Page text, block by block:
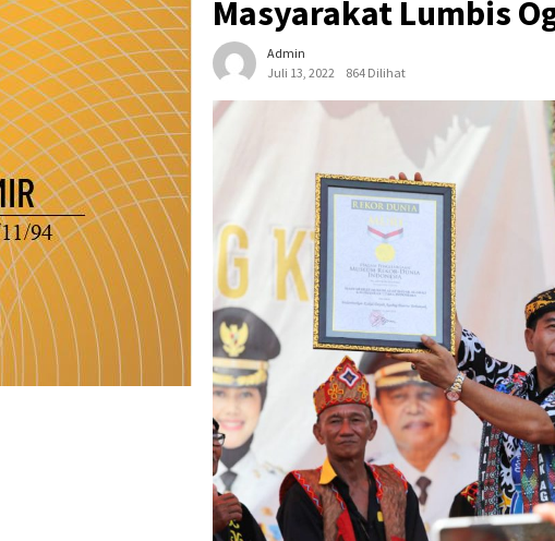
Masyarakat Lumbis
Admin
Juli 13, 2022
864 Dilihat